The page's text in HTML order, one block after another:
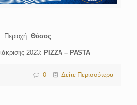
Περιοχή: Θάσος
2023: PIZZA – PASTA
0 Δείτε Περισσότερα